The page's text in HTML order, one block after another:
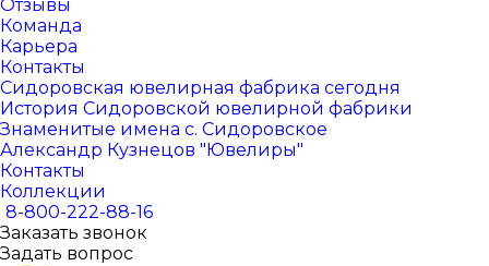
Отзывы
Команда
Карьера
Контакты
Сидоровская ювелирная фабрика сегодня
История Сидоровской ювелирной фабрики
Знаменитые имена с. Сидоровское
Александр Кузнецов "Ювелиры"
Контакты
Коллекции
8-800-222-88-16
Заказать звонок
Задать вопрос